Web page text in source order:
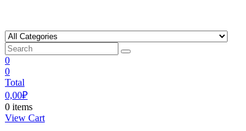
content
0
0
Total
0,00₽
0 items
View Cart